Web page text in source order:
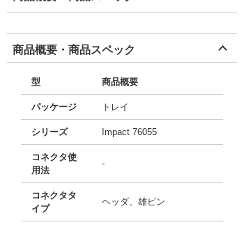
商品概要・商品スペック
型 商品概要
パッケージ トレイ
シリーズ Impact 76055
コネクタ使
用法
-
コネクタタ
イプ
ヘッダ、雄ピン